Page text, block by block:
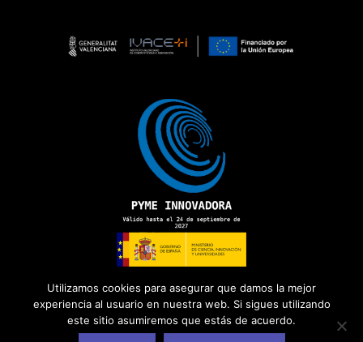
Copyright 2026 ©ADD Informática· Todos los derechos
Utilizamos cookies para asegurar que damos la mejor
experiencia al usuario en nuestra web. Si sigues utilizando
este sitio asumiremos que estás de acuerdo.